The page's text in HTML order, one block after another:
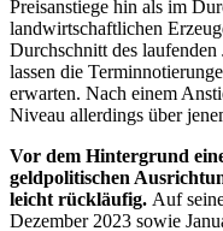
Preisanstiege hin als im
landwirtschaftlichen
Durchschnitt des
lassen die
erwarten. Nach einem
Niveau allerdings über
Vor dem Hintergrund
geldpolitischen
leicht rückläufig. Auf
Dezember 2023 sowie